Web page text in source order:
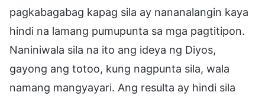
pagkabagabag kapag sila ay nananalangin kaya
hindi na lamang pumupunta sa mga pagtitipon.
Naniniwala sila na ito ang ideya ng Diyos,
gayong ang totoo, kung nagpunta sila, wala
namang mangyayari. Ang resulta ay hindi sila